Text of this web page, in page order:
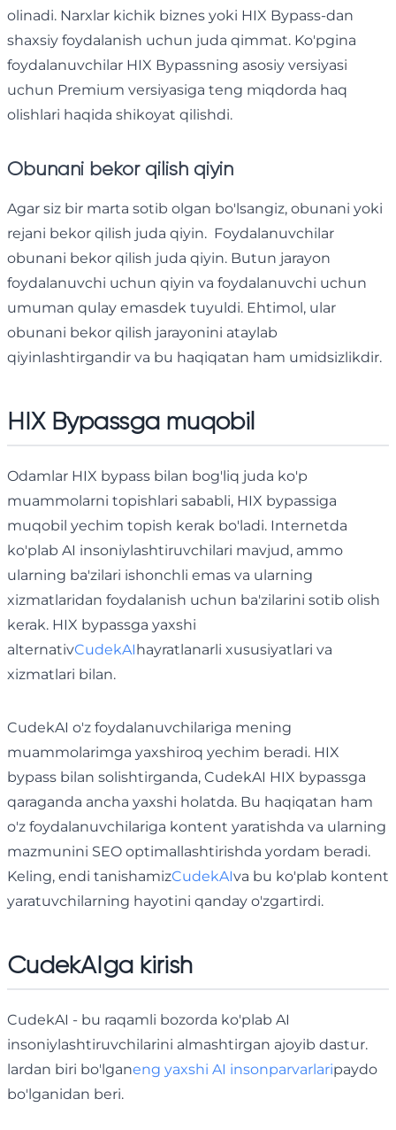
olinadi. Narxlar kichik biznes yoki HIX Bypass-dan
shaxsiy foydalanish uchun juda qimmat. Ko'pgina
foydalanuvchilar HIX Bypassning asosiy versiyasi
uchun Premium versiyasiga teng miqdorda haq
olishlari haqida shikoyat qilishdi.
Obunani bekor qilish qiyin
Agar siz bir marta sotib olgan bo'lsangiz, obunani yoki
rejani bekor qilish juda qiyin. Foydalanuvchilar
obunani bekor qilish juda qiyin. Butun jarayon
foydalanuvchi uchun qiyin va foydalanuvchi uchun
umuman qulay emasdek tuyuldi. Ehtimol, ular
obunani bekor qilish jarayonini ataylab
qiyinlashtirgandir va bu haqiqatan ham umidsizlikdir.
HIX Bypassga muqobil
Odamlar HIX bypass bilan bog'liq juda ko'p
muammolarni topishlari sababli, HIX bypassiga
muqobil yechim topish kerak bo'ladi. Internetda
ko'plab AI insoniylashtiruvchilari mavjud, ammo
ularning ba'zilari ishonchli emas va ularning
xizmatlaridan foydalanish uchun ba'zilarini sotib olish
kerak. HIX bypassga yaxshi
alternativCudekAIhayratlanarli xususiyatlari va
xizmatlari bilan.
CudekAI o'z foydalanuvchilariga mening
muammolarimga yaxshiroq yechim beradi. HIX
bypass bilan solishtirganda, CudekAI HIX bypassga
qaraganda ancha yaxshi holatda. Bu haqiqatan ham
o'z foydalanuvchilariga kontent yaratishda va ularning
mazmunini SEO optimallashtirishda yordam beradi.
Keling, endi tanishamizCudekAIva bu ko'plab kontent
yaratuvchilarning hayotini qanday o'zgartirdi.
CudekAIga kirish
CudekAI - bu raqamli bozorda ko'plab AI
insoniylashtiruvchilarini almashtirgan ajoyib dastur.
lardan biri bo'lganeng yaxshi AI insonparvarlaripaydo
bo'lganidan beri.